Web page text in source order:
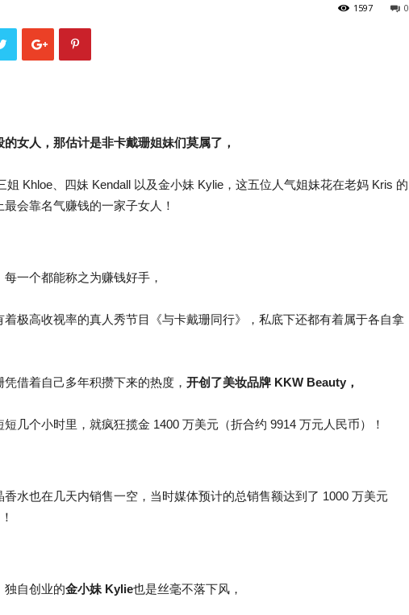
0
1597
女人，那估计是非卡戴珊姐妹们莫属了，
姐 Khloe、四妹 Kendall 以及金小妹 Kylie，这五位人气姐妹花在老妈 Kris 的
会靠名气赚钱的一家子女人！
一个都能称之为赚钱好手，
极高收视率的真人秀节目《与卡戴珊同行》，私底下还都有着属于各自拿
凭借着自己多年积攒下来的热度， 开创了美妆品牌 KKW Beauty，
几个小时里，就疯狂揽金 1400 万美元（折合约 9914 万元人民币）！
水也在几天内销售一空，当时媒体预计的总销售额达到了 1000 万美元
独自创业的金小妹 Kylie也是丝毫不落下风，